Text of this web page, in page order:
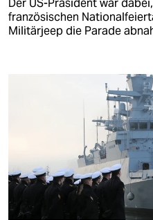
Der US-Präsident war
französischen
Militärjeep die Parade